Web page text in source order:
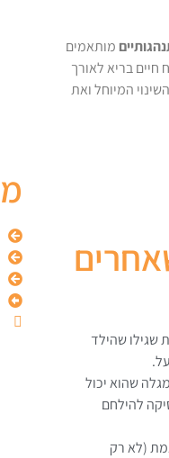
מותאמים
בריא לאורך
המיוחל ואת
שגילו שהילד
שהוא יכול
להילחם
(לא רק